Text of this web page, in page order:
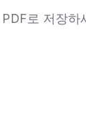
로 저장